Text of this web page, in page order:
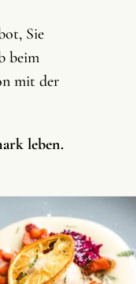
Sie
beim
mit der
leben.